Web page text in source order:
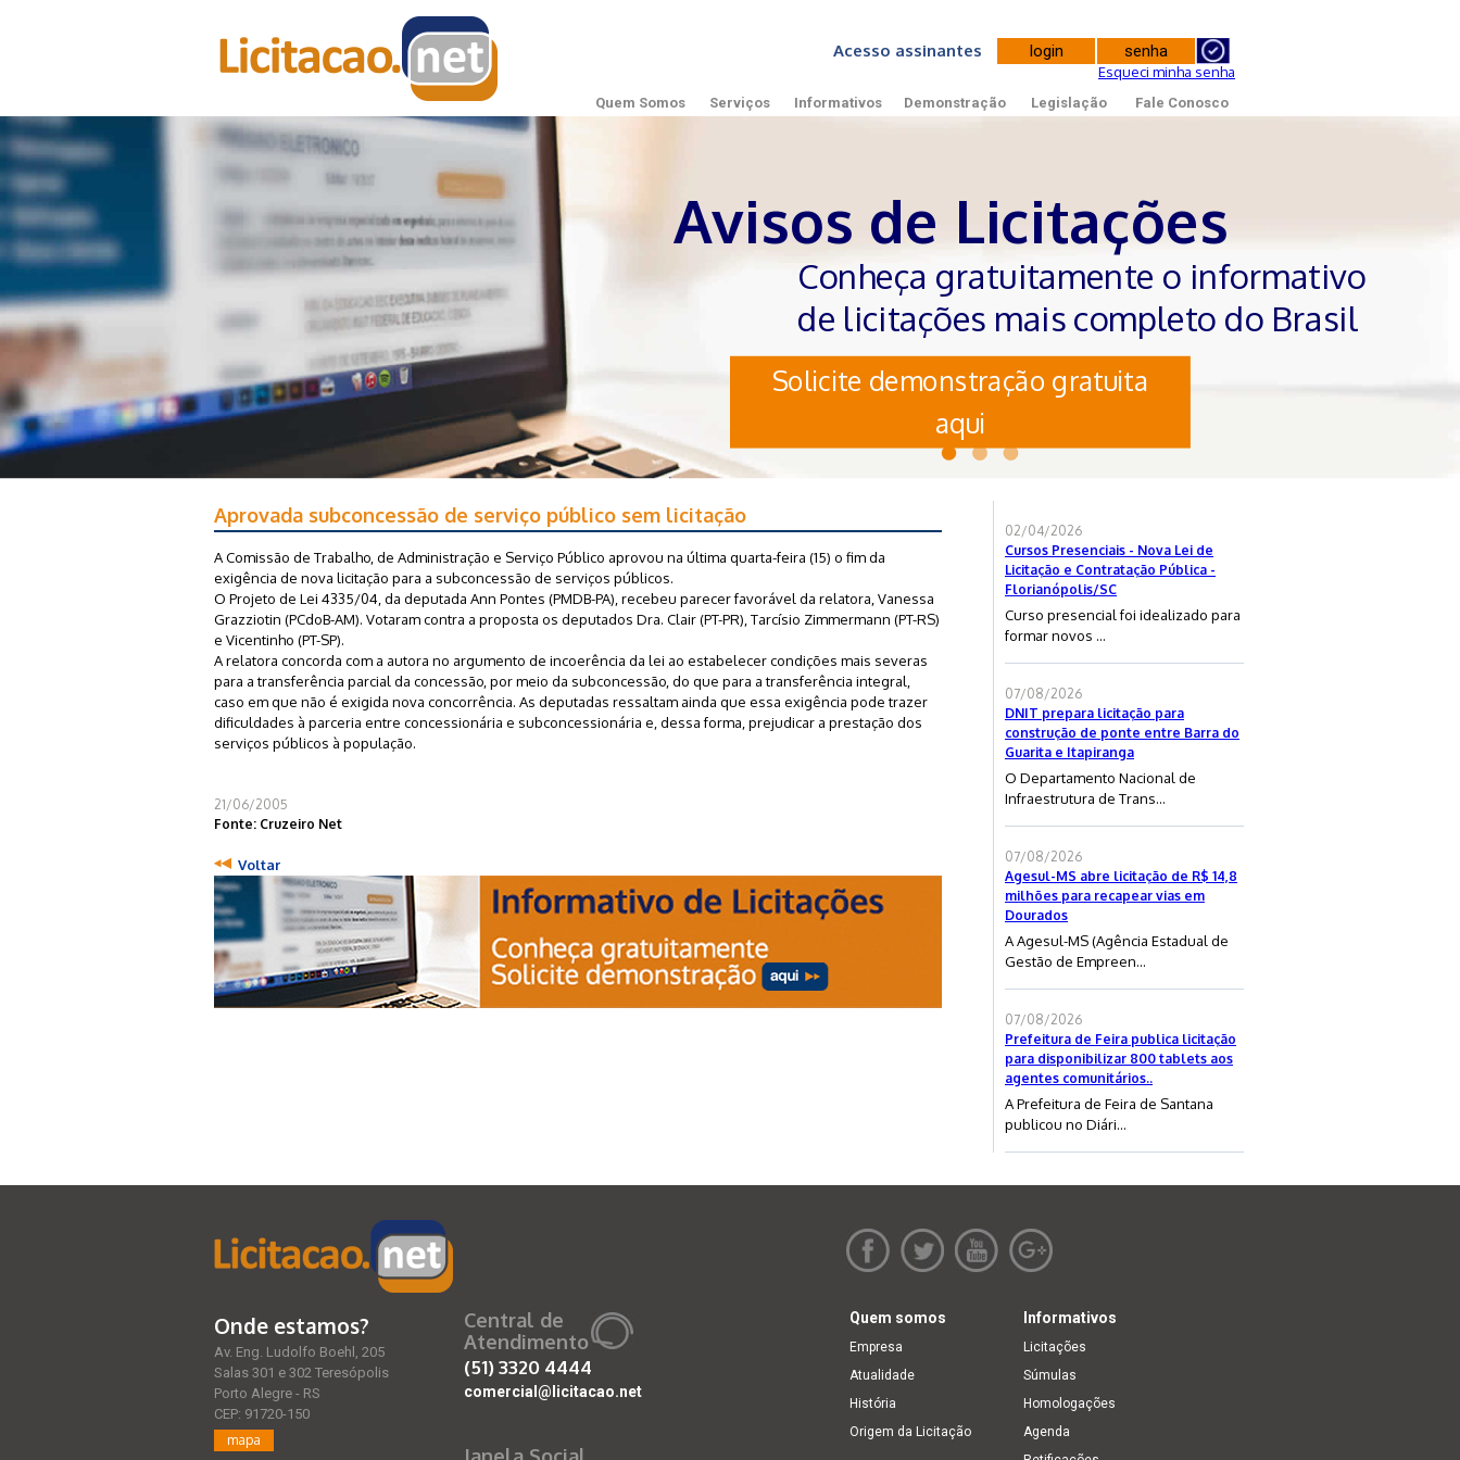
Acesso assinantes
Esqueci minha senha
Quem Somos Serviços Informativos Demonstração Legislação Fale Conosco
Avisos de Licitações
Conheça gratuitamente o informativo
de licitações mais completo do Brasil
Solicite demonstração gratuita
aqui
Aprovada subconcessão de serviço público sem licitação
A Comissão de Trabalho, de Administração e Serviço Público aprovou na última quarta-feira (15) o fim da
exigência de nova licitação para a subconcessão de serviços públicos.
O Projeto de Lei 4335/04, da deputada Ann Pontes (PMDB-PA), recebeu parecer favorável da relatora, Vanessa
Grazziotin (PCdoB-AM). Votaram contra a proposta os deputados Dra. Clair (PT-PR), Tarcísio Zimmermann (PT-RS)
e Vicentinho (PT-SP).
A relatora concorda com a autora no argumento de incoerência da lei ao estabelecer condições mais severas
para a transferência parcial da concessão, por meio da subconcessão, do que para a transferência integral,
caso em que não é exigida nova concorrência. As deputadas ressaltam ainda que essa exigência pode trazer
dificuldades à parceria entre concessionária e subconcessionária e, dessa forma, prejudicar a prestação dos
serviços públicos à população.
21/06/2005
Fonte: Cruzeiro Net
Voltar
02/04/2026
Cursos Presenciais - Nova Lei de
Licitação e Contratação Pública -
Florianópolis/SC
Curso presencial foi idealizado para
formar novos ...
07/08/2026
DNIT prepara licitação para
construção de ponte entre Barra do
Guarita e Itapiranga
O Departamento Nacional de
Infraestrutura de Trans...
07/08/2026
Agesul-MS abre licitação de R$ 14,8
milhões para recapear vias em
Dourados
A Agesul-MS (Agência Estadual de
Gestão de Empreen...
07/08/2026
Prefeitura de Feira publica licitação
para disponibilizar 800 tablets aos
agentes comunitários..
A Prefeitura de Feira de Santana
publicou no Diári...
Onde estamos?
Av. Eng. Ludolfo Boehl, 205
Salas 301 e 302 Teresópolis
Porto Alegre - RS
CEP: 91720-150
mapa
Central de
Atendimento
(51)3320 4444
comercial@licitacao.net
Quem somos
Empresa
Atualidade
História
Origem da Licitação
Informativos
Licitações
Súmulas
Homologações
Agenda